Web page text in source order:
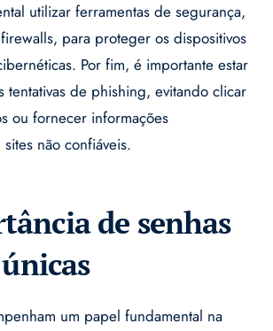
utilizar ferramentas de segurança,
para proteger os dispositivos
Por fim, é importante estar
tentativas de phishing, evitando clicar
ou fornecer informações
não confiáveis.
de senhas
um papel fundamental na